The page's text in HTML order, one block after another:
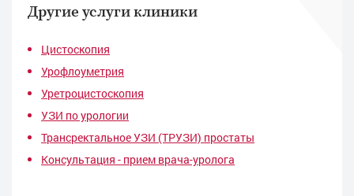
Другие услуги клиники
Цистоскопия
Урофлоуметрия
Уретроцистоскопия
УЗИ по урологии
Трансректальное УЗИ (ТРУЗИ) простаты
Консультация - прием врача-уролога